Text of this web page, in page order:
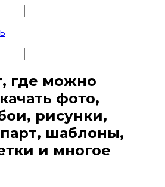
где можно
фото,
рисунки,
шаблоны,
и многое